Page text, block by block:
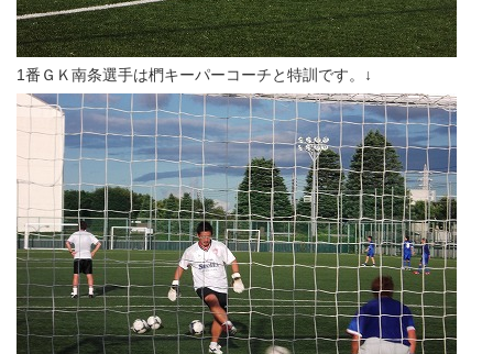
1番ＧＫ南条選手は椚キーパーコーチと特訓です。↓